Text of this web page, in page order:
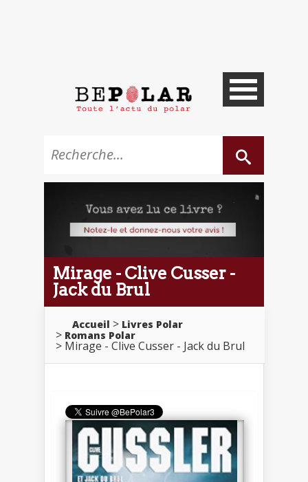
Mirage - Clive Cusser -
Jack du Brul
Accueil
Livres Polar
Romans Polar
Mirage - Clive Cusser - Jack du Brul